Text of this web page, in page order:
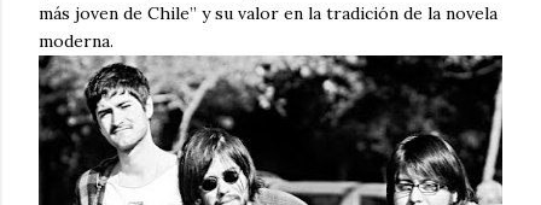
más joven de Chile” y su valor en la tradición de la novela
moderna.